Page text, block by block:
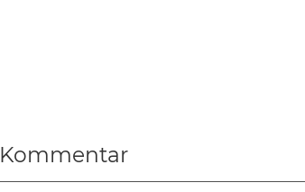
Kommentar